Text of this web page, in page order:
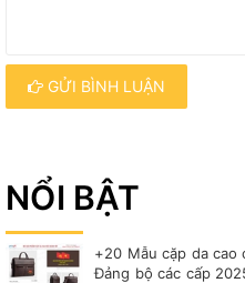
GỬI BÌNH LUẬN
NỔI BẬT
+20 Mẫu cặp da
Đảng bộ các cấp